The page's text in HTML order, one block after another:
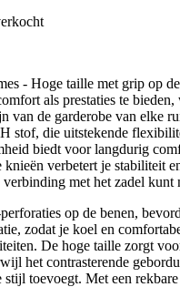
- Hoge taille met grip op
als prestaties te bieden,
van de garderobe van elke
stof, die uitstekende
biedt voor langdurig
knieën verbetert je stabiliteit
met het zadel kunt
op de benen,
zodat je koel en
De hoge taille zorgt
het contrasterende
stijl toevoegt. Met een